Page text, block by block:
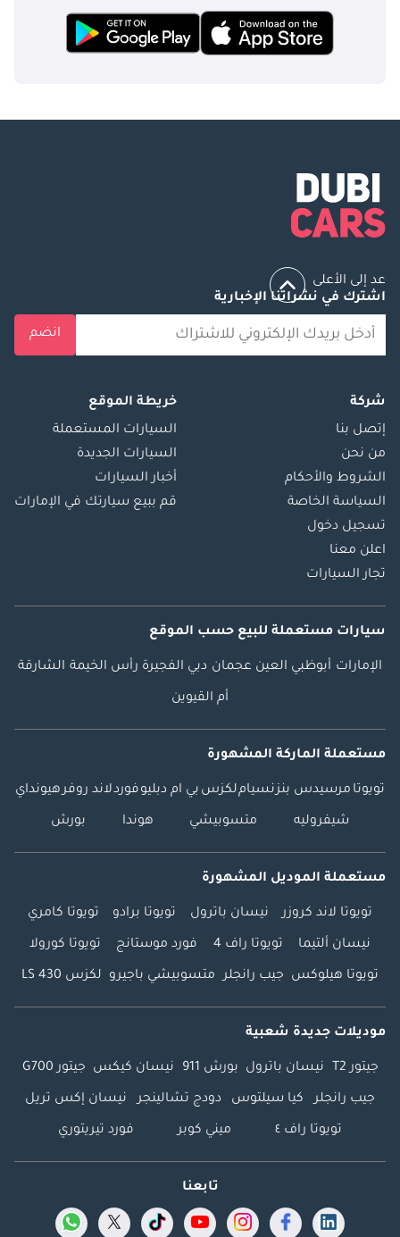
عد إلى الأعلى
اشترك في نشراتنا الإخبارية
انضم
شركة
إتصل بنا
من نحن
الشروط والأحكام
السياسة الخاصة
تسجيل دخول
اعلن معنا
تجار السيارات
خريطة الموقع
السيارات المستعملة
السيارات الجديدة
أخبار السيارات
قم ببيع سيارتك في الإمارات
سيارات مستعملة للبيع حسب الموقع
الإمارات أبوظبي العين عجمان دبي الفجيرة رأس الخيمة الشارقة
أم القيوين
مستعملة الماركة المشهورة
تويوتا مرسيدس بنزنسياملكزس بي ام دبليوفوردلاند روفرهيونداي
شيفروليه متسوبيشي هوندا بورش
مستعملة الموديل المشهورة
تويوتا لاند كروزر نيسان باترول تويوتا برادو تويوتا كامري
نيسان ألتيما تويوتا راف 4 فورد موستانج تويوتا كورولا
تويوتا هيلوكس جيب رانجلر متسوبيشي باجيرو لكزس LS 430
موديلات جديدة شعبية
جيتور T2 نيسان باترول بورش 911 نيسان كيكس جيتور G700
جيب رانجلر كيا سيلتوس دودج تشالينجر نيسان إكس تريل
تويوتا راف ٤ ميني كوبر فورد تيريتوري
تابعنا